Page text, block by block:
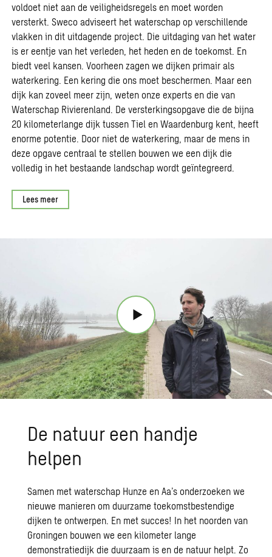
voldoet niet aan de veiligheidsregels en moet worden
versterkt. Sweco adviseert het waterschap op verschillende
vlakken in dit uitdagende project. Die uitdaging van het water
is er eentje van het verleden, het heden en de toekomst. En
biedt veel kansen. Voorheen zagen we dijken primair als
waterkering. Een kering die ons moet beschermen. Maar een
dijk kan zoveel meer zijn, weten onze experts en die van
Waterschap Rivierenland. De versterkingsopgave die de bijna
20 kilometerlange dijk tussen Tiel en Waardenburg kent, heeft
enorme potentie. Door niet de waterkering, maar de mens in
deze opgave centraal te stellen bouwen we een dijk die
volledig in het bestaande landschap wordt geïntegreerd.
Lees meer
De natuur een handje
helpen
Samen met waterschap Hunze en Aa’s onderzoeken we
nieuwe manieren om duurzame toekomstbestendige
dijken te ontwerpen. En met succes! In het noorden van
Groningen bouwen we een kilometer lange
demonstratiedijk die duurzaam is en de natuur helpt. Zo